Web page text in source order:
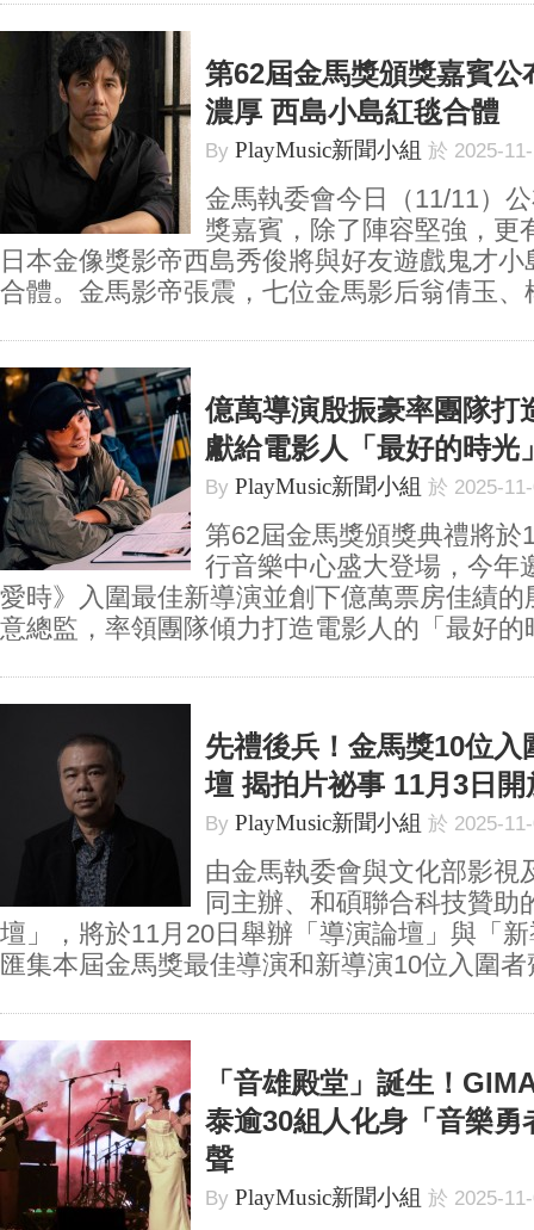
第62屆金馬獎頒獎嘉賓公
濃厚 西島小島紅毯合體
By PlayMusic新聞小組 於 2025-
金馬執委會今日（11/11）
獎嘉賓，除了陣容堅強，更
日本金像獎影帝西島秀俊將與好友遊戲鬼才
合體。金馬影帝張震，七位金馬影后翁倩玉、
億萬導演殷振豪率團隊打
獻給電影人「最好的時光
By PlayMusic新聞小組 於 2025-
第62屆金馬獎頒獎典禮將於
行音樂中心盛大登場，今年
愛時》入圍最佳新導演並創下億萬票房佳績
意總監，率領團隊傾力打造電影人的「最好的
先禮後兵！金馬獎10位入
壇 揭拍片祕事 11月3日
By PlayMusic新聞小組 於 2025-
由金馬執委會與文化部影視
同主辦、和碩聯合科技贊助
壇」，將於11月20日舉辦「導演論壇」與「
匯集本屆金馬獎最佳導演和新導演10位入圍者
「音雄殿堂」誕生！
泰逾30組人化身「音樂勇
聲
By PlayMusic新聞小組 於 2025-